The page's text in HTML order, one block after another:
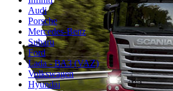
Audi
Porsche
Mercedes-Benz
Subaru
Ford
Lada - ВАЗ (VAZ)
Volkswagen
Hyundai